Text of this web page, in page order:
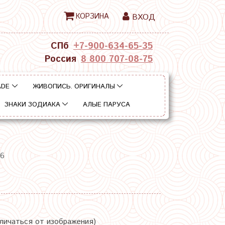
КОРЗИНА ВХОД
СПб +7-900-634-65-35
Россия 8 800 707-08-75
ЖИВОПИСЬ. ОРИГИНАЛЫ
ЗНАКИ ЗОДИАКА
АЛЫЕ ПАРУСА
от изображения)